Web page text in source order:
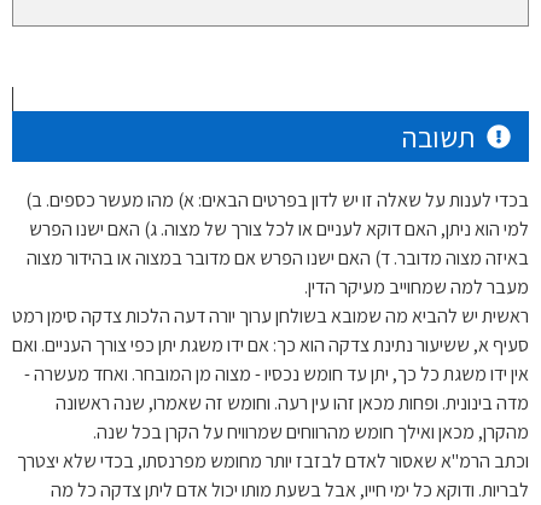
תשובה
בכדי לענות על שאלה זו יש לדון בפרטים הבאים: א) מהו מעשר כספים. ב)
למי הוא ניתן, האם דוקא לעניים או לכל צורך של מצוה. ג) האם ישנו הפרש
באיזה מצוה מדובר. ד) האם ישנו הפרש אם מדובר במצוה או בהידור מצוה
מעבר למה שמחוייב מעיקר הדין.
ראשית יש להביא מה שמובא בשולחן ערוך יורה דעה הלכות צדקה סימן רמט
סעיף א, ששיעור נתינת צדקה הוא כך: אם ידו משגת יתן כפי צורך העניים. ואם
אין ידו משגת כל כך, יתן עד חומש נכסיו - מצוה מן המובחר. ואחד מעשרה -
מדה בינונית. ופחות מכאן זהו עין רעה. וחומש זה שאמרו, שנה ראשונה
מהקרן, מכאן ואילך חומש מהרווחים שמרוויח על הקרן בכל שנה.
וכתב הרמ"א שאסור לאדם לבזבז יותר מחומש מפרנסתו, בכדי שלא יצטרך
לבריות. ודוקא כל ימי חייו, אבל בשעת מותו יכול אדם ליתן צדקה כל מה